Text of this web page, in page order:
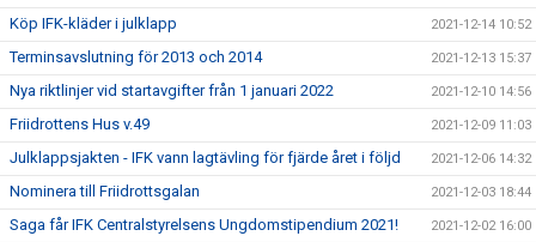
Köp IFK-kläder i julklapp 2021-12-14 10:52
Terminsavslutning för 2013 och 2014 2021-12-13 15:37
Nya riktlinjer vid startavgifter från 1 januari 2022 2021-12-10 14:56
Friidrottens Hus v.49 2021-12-09 11:03
Julklappsjakten - IFK vann lagtävling för fjärde året i följd 2021-12-06 14:32
Nominera till Friidrottsgalan 2021-12-03 18:44
Saga får IFK Centralstyrelsens Ungdomstipendium 2021! 2021-12-02 16:00